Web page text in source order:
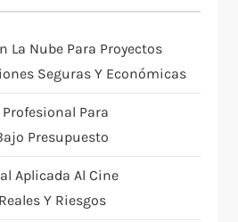
La Nube Para Proyectos
Seguras Y Económicas
Para
Presupuesto
Aplicada Al Cine
Y Riesgos